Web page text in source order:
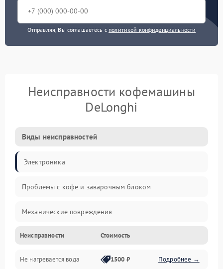
Отправляя, Вы соглашаетесь с политикой конфиденциальности
Неисправности кофемашины
DeLonghi
Виды неисправностей
Электроника
Проблемы с кофе и заварочным блоком
Механические повреждения
Прочие неисправности
Включение и работа
Неисправности Стоимость
Не нагревается вода 1500 ₽ Подробнее →